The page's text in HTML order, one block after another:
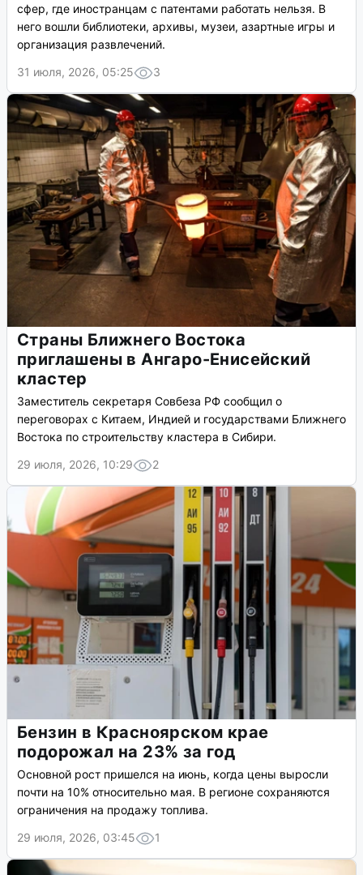
сфер, где иностранцам с патентами работать нельзя. В
него вошли библиотеки, архивы, музеи, азартные игры и
организация развлечений.
31 июля, 2026, 05:25
3
Страны Ближнего Востока
приглашены в Ангаро-Енисейский
кластер
Заместитель секретаря Совбеза РФ сообщил о
переговорах с Китаем, Индией и государствами Ближнего
Востока по строительству кластера в Сибири.
29 июля, 2026, 10:29
2
Бензин в Красноярском крае
подорожал на 23% за год
Основной рост пришелся на июнь, когда цены выросли
почти на 10% относительно мая. В регионе сохраняются
ограничения на продажу топлива.
29 июля, 2026, 03:45
1